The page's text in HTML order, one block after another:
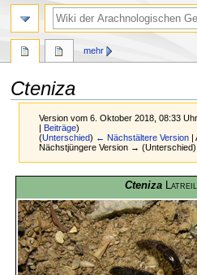
Cteniza
Version vom 6. Oktober 2018, 08:33
|Beiträge)
(Unterschied) ← Nächstältere Version |
Nächstjüngere Version → (Unterschied)
Navigation
springen
Suche
springen
Cteniza
mehr